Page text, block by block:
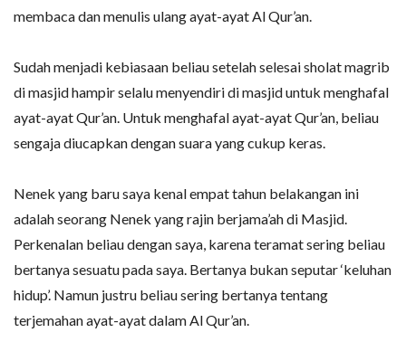
membaca dan menulis ulang ayat-ayat Al Qur’an.
Sudah menjadi kebiasaan beliau setelah selesai sholat magrib
di masjid hampir selalu menyendiri di masjid untuk menghafal
ayat-ayat Qur’an. Untuk menghafal ayat-ayat Qur’an, beliau
sengaja diucapkan dengan suara yang cukup keras.
Nenek yang baru saya kenal empat tahun belakangan ini
adalah seorang Nenek yang rajin berjama’ah di Masjid.
Perkenalan beliau dengan saya, karena teramat sering beliau
bertanya sesuatu pada saya. Bertanya bukan seputar ‘keluhan
hidup’. Namun justru beliau sering bertanya tentang
terjemahan ayat-ayat dalam Al Qur’an.